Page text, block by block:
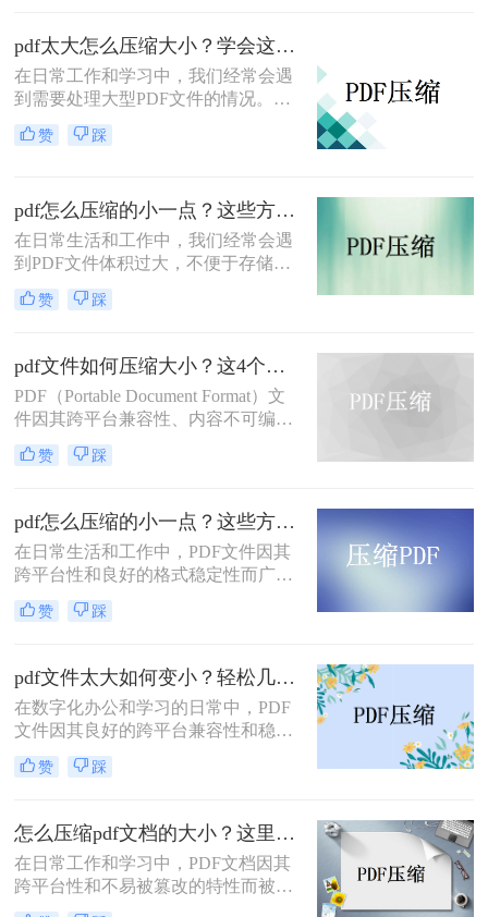
压缩方法显得尤为重要。那么pdf怎么
压缩到2M以内呢？本文将详细介绍几
种有效的方法，帮助读者将PDF文件
pdf太大怎么压缩大小？学会这3招，快速无损压缩！
在日常工作和学习中，我们经常会遇
到需要处理大型PDF文件的情况。这
些文件可能因为包含高清图片、复杂
图表或大量文本而体积庞大，不仅占
使用这些文件，学会pdf太大怎么压缩
大小变得尤为重要。本文将介绍几种
常见的PDF压缩方法，帮助读者轻松
赞 踩
pdf怎么压缩的小一点？这些方法有手就行！
在日常生活和工作中，我们经常会遇
到PDF文件体积过大，不便于存储、
传输或分享的情况。幸运的是，有多
种方法可以帮助我们将PDF文件压缩
怎么压缩的小一点呢？本文将详细介
绍几种常见的PDF压缩方法，帮助读
者轻松解决PDF文件过大的问题。
赞 踩
pdf文件如何压缩大小？这4个方法可以实现！
PDF（Portable Document Format）文
件因其跨平台兼容性、内容不可编辑
性和保持原样打印的特性，在商务、
学术和教育领域得到了广泛应用。然
加，文件大小也可能迅速膨胀，给存
储、传输和分享带来不便。那么pdf文
件如何压缩大小呢？本文将详细介绍
几种实用的方法，帮助用户有效压缩
PDF文件的大小。
赞 踩
pdf怎么压缩的小一点？这些方法让你轻松压缩!！
在日常生活和工作中，PDF文件因其
跨平台性和良好的格式稳定性而广受
欢迎。然而，随着文件内容的增加，
PDF文件的大小也会相应增大，给存
题，我们可以采用多种方法来压缩
PDF文件，使其体积更小，便于处
理。那么pdf怎么压缩的小一点呢？以
下是四种常用的PDF文件压缩方法。
赞 踩
pdf文件太大如何变小？轻松几招教你变小！
在数字化办公和学习的日常中，PDF
文件因其良好的跨平台兼容性和稳定
的格式特性而广受欢迎。然而，有时
我们会遇到PDF文件体积过大的问
还可能在传输过程中造成不便。那
么，pdf文件太大如何变小呢？本文将
为您介绍几种实用的方法。
赞 踩
怎么压缩pdf文档的大小？这里教你这4种压缩方法！
在日常工作和学习中，PDF文档因其
跨平台性和不易被篡改的特性而被广
泛应用。然而，有时PDF文件体积过